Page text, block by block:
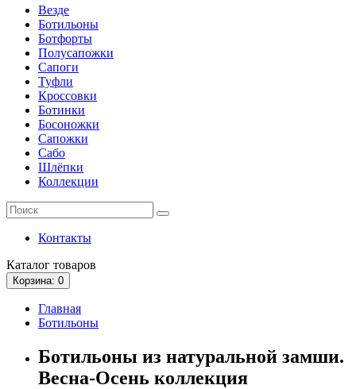
Везде
Ботильоны
Ботфорты
Полусапожки
Сапоги
Туфли
Кроссовки
Ботинки
Босоножки
Сапожки
Сабо
Шлёпки
Коллекции
Контакты
Каталог товаров
Корзина: 0
Главная
Ботильоны
Ботильоны из натуральной замши.
Весна-Осень коллекция